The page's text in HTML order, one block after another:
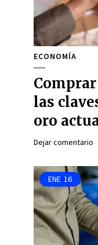
ECONOMÍA
las
oro
Dejar comentario
ENE 16